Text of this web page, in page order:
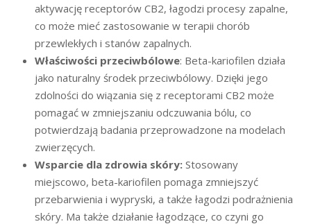
aktywację receptorów CB2, łagodzi procesy zapalne,
co może mieć zastosowanie w terapii chorób
przewlekłych i stanów zapalnych.
Właściwości przeciwbólowe: Beta-kariofilen działa
jako naturalny środek przeciwbólowy. Dzięki jego
zdolności do wiązania się z receptorami CB2 może
pomagać w zmniejszaniu odczuwania bólu, co
potwierdzają badania przeprowadzone na modelach
zwierzęcych.
Wsparcie dla zdrowia skóry: Stosowany
miejscowo, beta-kariofilen pomaga zmniejszyć
przebarwienia i wypryski, a także łagodzi podrażnienia
skóry. Ma także działanie łagodzące, co czyni go